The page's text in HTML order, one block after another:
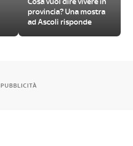
provincia? Una mostra
ad Ascoli risponde
PUBBLICITÀ